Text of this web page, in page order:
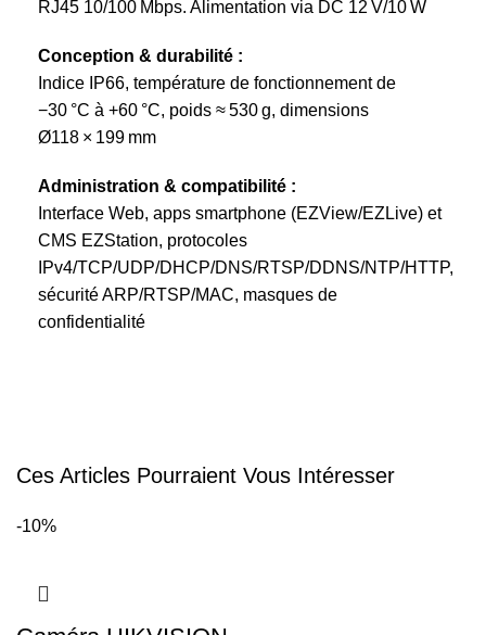
RJ45 10/100 Mbps. Alimentation via DC 12 V/10 W
Conception & durabilité :
Indice IP66, température de fonctionnement de
−30 °C à +60 °C, poids ≈ 530 g, dimensions
Ø118 × 199 mm
Administration & compatibilité :
Interface Web, apps smartphone (EZView/EZLive) et
CMS EZStation, protocoles
IPv4/TCP/UDP/DHCP/DNS/RTSP/DDNS/NTP/HTTP,
sécurité ARP/RTSP/MAC, masques de
confidentialité
Ces Articles Pourraient Vous Intéresser
-10%